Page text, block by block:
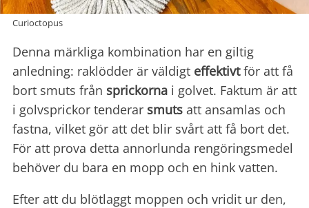
Curioctopus
Denna märkliga kombination har en giltig
anledning: raklödder är väldigt effektivtför att få
bort smuts från sprickorna i golvet. Faktum är att
i golvsprickor tenderar smuts att ansamlas och
fastna, vilket gör att det blir svårt att få bort det.
För att prova detta annorlunda rengöringsmedel
behöver du bara en mopp och en hink vatten.
Efter att du blötlaggt moppen och vridit ur den,